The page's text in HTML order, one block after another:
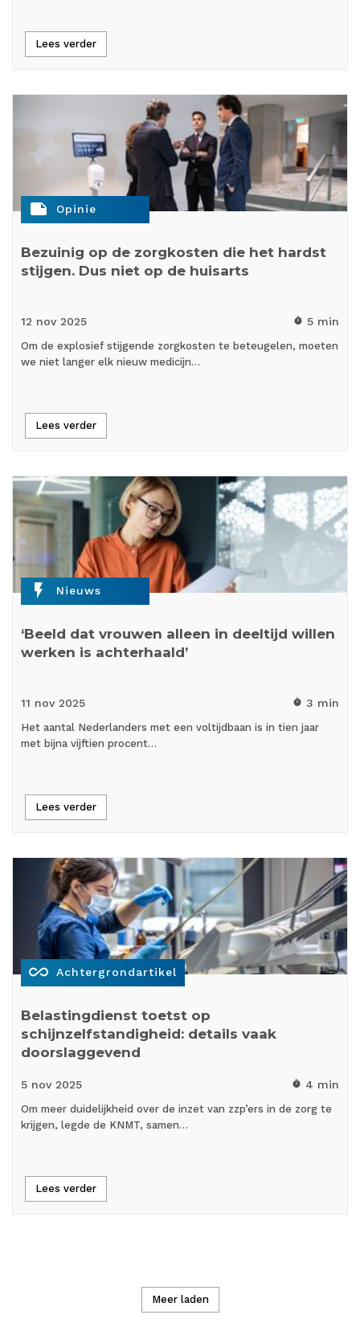
Lees verder
note Opinie
Bezuinig op de zorgkosten die het hardst
stijgen. Dus niet op de huisarts
12 nov 2025 timer 5 min
Om de explosief stijgende zorgkosten te beteugelen, moeten
we niet langer elk nieuw medicijn…
Lees verder
flash_on Nieuws
‘Beeld dat vrouwen alleen in deeltijd willen
werken is achterhaald’
11 nov 2025 timer 3 min
Het aantal Nederlanders met een voltijdbaan is in tien jaar
met bijna vijftien procent…
Lees verder
all_inclusive Achtergrondartikel
Belastingdienst toetst op
schijnzelfstandigheid: details vaak
doorslaggevend
5 nov 2025 timer 4 min
Om meer duidelijkheid over de inzet van zzp’ers in de zorg te
krijgen, legde de KNMT, samen…
Lees verder
Meer laden